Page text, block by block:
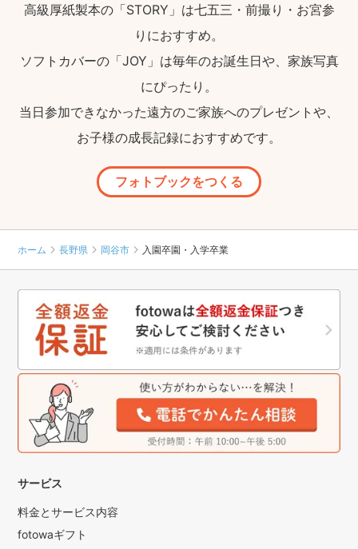
高級厚紙製本の「STORY」は七五三・前撮り・お宮参
りにおすすめ。
ソフトカバーの「JOY」は毎年のお誕生日や、家族写真
にぴったり。
当日参加できなかった遠方のご家族へのプレゼントや、
お子様の成長記録におすすめです。
フォトブックをつくる
ホーム 長野県 岡谷市 入園卒園・入学卒業
サービス
料金とサービス内容
fotowaギフト